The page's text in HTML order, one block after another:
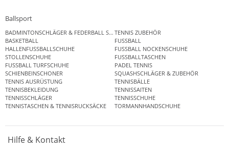
Ballsport
BADMINTONSCHLÄGER & FEDERBALL SETSTENNIS ZUBEHÖR
BASKETBALL
FUSSBALL
HALLENFUSSBALLSCHUHE
FUSSBALL NOCKENSCHUHE
STOLLENSCHUHE
FUSSBALLTASCHEN
FUSSBALL TURFSCHUHE
PADEL TENNIS
SCHIENBEINSCHONER
SQUASHSCHLÄGER & ZUBEHÖR
TENNIS AUSRÜSTUNG
TENNISBÄLLE
TENNISBEKLEIDUNG
TENNISSAITEN
TENNISSCHLÄGER
TENNISSCHUHE
TENNISTASCHEN & TENNISRUCKSÄCKE
TORMANNHANDSCHUHE
Hilfe & Kontakt